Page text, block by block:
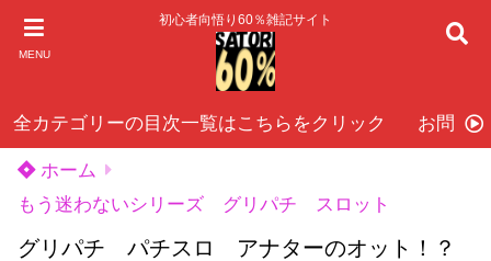
MENU
初心者向悟り60％雑記サイト
全カテゴリーの目次一覧はこちらをクリック お問い
ホーム
もう迷わないシリーズ グリパチ スロット
グリパチ パチスロ アナターのオット！？